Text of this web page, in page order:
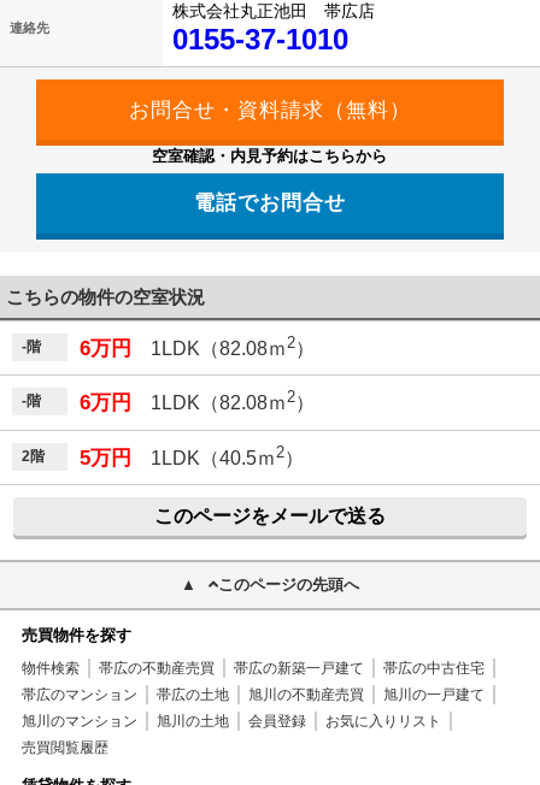
連絡先
株式会社丸正池田 帯広店
0155-37-1010
空室確認・内見予約はこちらから
電話でお問合せ
こちらの物件の空室状況
-階 6万円 1LDK（82.08ｍ2）
-階 6万円 1LDK（82.08ｍ2）
2階 5万円 1LDK（40.5ｍ 2）
このページをメールで送る
このページの先頭へ
売買物件を探す
物件検索 帯広の不動産売買 帯広の新築一戸建て
帯広の中古住宅
帯広のマンション
帯広の土地 旭川の不動産売買
旭川の一戸建て
旭川のマンション
旭川の土地 会員登録
お気に入りリスト
売買閲覧履歴